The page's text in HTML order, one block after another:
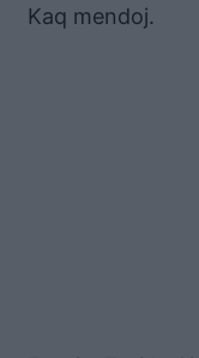
Kaq mendoj.